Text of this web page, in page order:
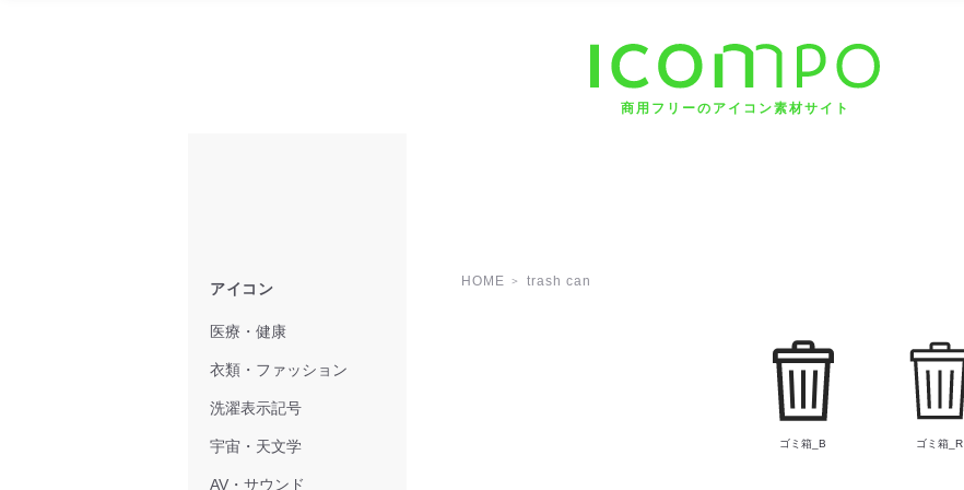
商用フリーのアイコン素材サイト
HOME trash can
ゴミ箱_B ゴミ箱_R
アイコン
医療・健康
衣類・ファッション
洗濯表示記号
宇宙・天文学
AV・サウンド